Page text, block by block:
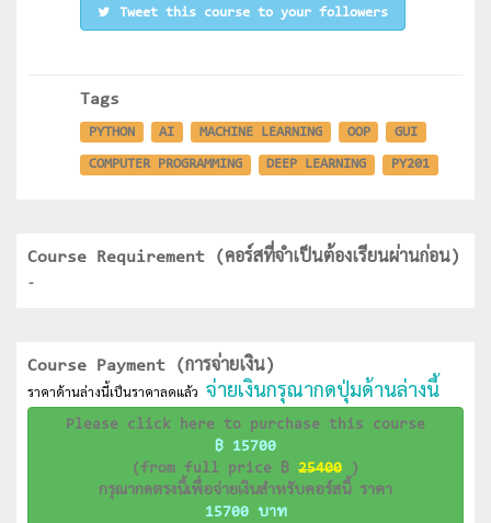
Tweet this course to your followers
Tags
PYTHON AI MACHINE LEARNING OOP GUI
COMPUTER PROGRAMMING DEEP LEARNING PY201
Course Requirement (คอร์สที่จำเป็นต้องเรียนผ่านก่อน)
-
Course Payment (การจ่ายเงิน)
ราคาด้านล่างนี้เป็นราคาลดแล้ว จ่ายเงินกรุณากดปุ่มด้านล่างนี้
Please click here to purchase this course
฿ 15700
(from full price ฿ 25400 )
กรุณากดตรงนี้เพื่อจ่ายเงินสำหรับคอร์สนี้ ราคา
15700 บาท